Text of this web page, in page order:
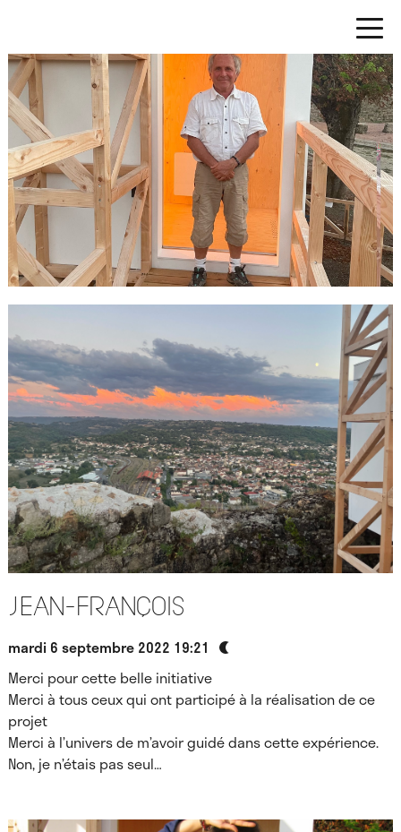
Jean-François
mardi 6 septembre 2022 19:21
Merci pour cette belle initiative
Merci à tous ceux qui ont participé à la réalisation de ce
projet
Merci à l’univers de m’avoir guidé dans cette expérience.
Non, je n’étais pas seul…